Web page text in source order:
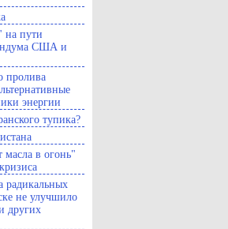
на пути
США и
пролива
энергии
тупика?
масла в огонь"
радикальных
не улучшило
других